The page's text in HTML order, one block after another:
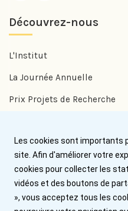
Découvrez-nous
L'Institut
La Journée Annuelle
Prix Projets de Recherche
Prix Jean Trémolières
Aide
Les cookies sont importants
site. Afin d'améliorer votre
cookies pour collecter les
vidéos et des boutons de
», vous acceptez tous les